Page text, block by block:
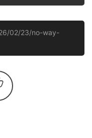
02/23/no-way-